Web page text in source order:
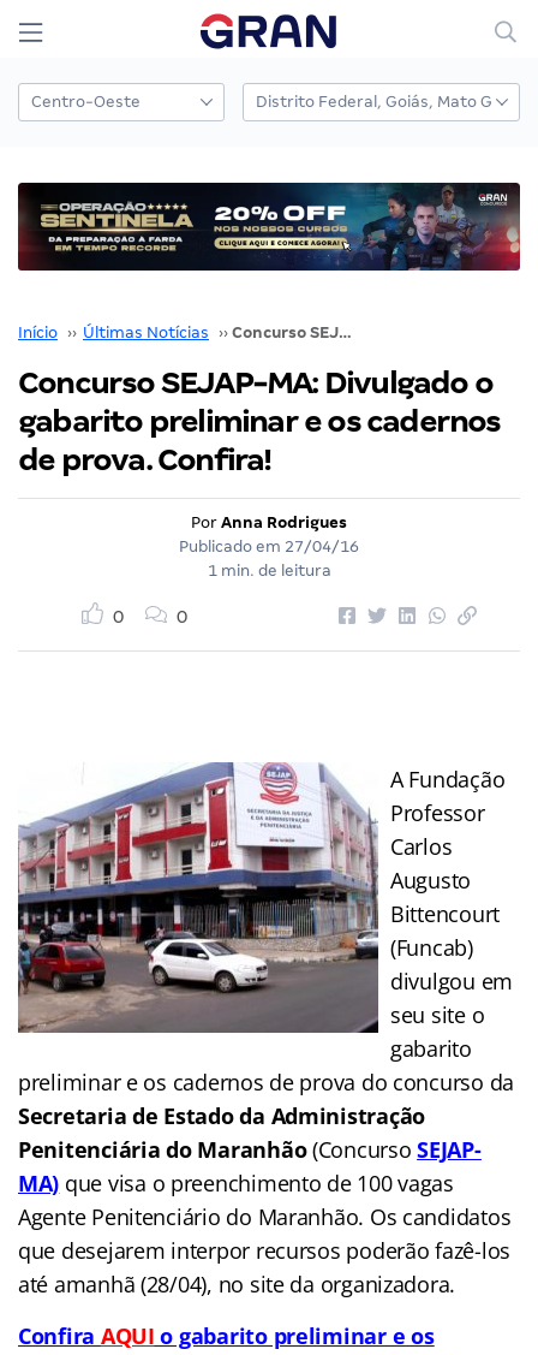
Início ›› Últimas Notícias ›› Concurso SEJAP-MA: Divulgado o gabarito preliminar e os cadernos de prova. Confira!
Concurso SEJAP-MA: Divulgado o
gabarito preliminar e os cadernos
de prova. Confira!
Por Anna Rodrigues
Publicado em 27/04/16
1 min. de leitura
0 0
A Fundação
Professor
Carlos
Augusto
Bittencourt
(Funcab)
divulgou em
seu site o
gabarito
preliminar e os cadernos de prova do concurso da
Secretaria de Estado da Administração
Penitenciária do Maranhão(ConcursoSEJAP-
MA) que visa o preenchimento de 100 vagas
Agente Penitenciário do Maranhão. Os candidatos
que desejarem interpor recursos poderão fazê-los
até amanhã (28/04), no site da organizadora.
Confira AQUI o gabarito preliminar e os